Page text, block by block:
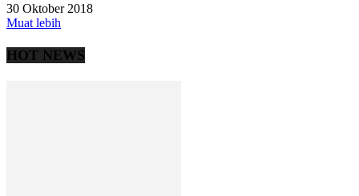
30 Oktober 2018
Muat lebih
HOT NEWS